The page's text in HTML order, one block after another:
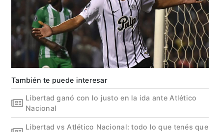
También te puede interesar
Libertad ganó con lo justo en la ida ante Atlético
Nacional
Libertad vs Atlético Nacional: todo lo que tenés que